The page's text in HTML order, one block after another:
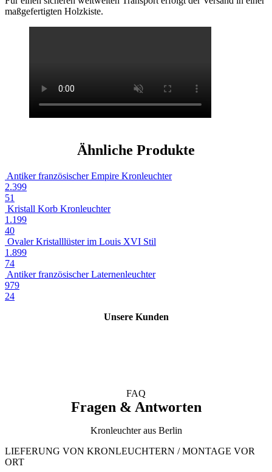
maßgefertigten Holzkiste.
Ähnliche Produkte
Antiker französischer Empire Kronleuchter
2.399
51
Kristall Korb Kronleuchter
1.199
40
Ovaler Kristalllüster im Louis XVI Stil
1.899
74
Antiker französischer Laternenleuchter
979
24
Unsere Kunden
FAQ
Fragen & Antworten
Kronleuchter aus Berlin
LIEFERUNG VON KRONLEUCHTERN / MONTAGE VOR
ORT